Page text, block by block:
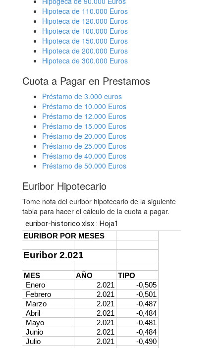
Hipoteca de 110.000 Euros
Hipoteca de 120.000 Euros
Hipoteca de 100.000 Euros
Hipoteca de 150.000 Euros
Hipoteca de 200.000 Euros
Hipoteca de 300.000 Euros
Cuota a Pagar en Prestamos
Préstamo de 3.000 euros
Préstamo de 10.000 Euros
Préstamo de 12.000 Euros
Préstamo de 15.000 Euros
Préstamo de 20.000 Euros
Préstamo de 25.000 Euros
Préstamo de 40.000 Euros
Préstamo de 50.000 Euros
Euribor Hipotecario
Tome nota del euribor hipotecario de la siguiente
tabla para hacer el cálculo de la cuota a pagar.